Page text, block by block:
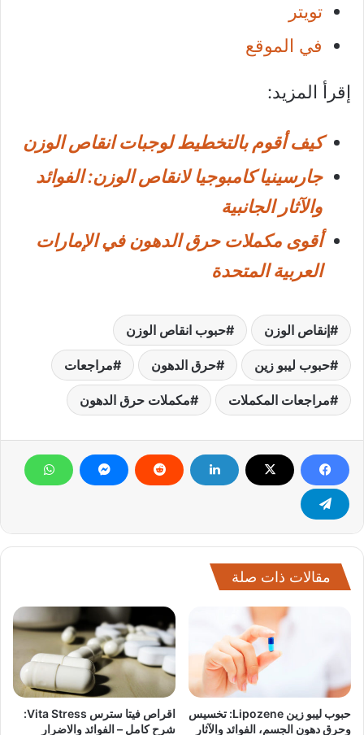
تويتر
في الموقع
إقرأ المزيد:
كيف أقوم بالتخطيط لوجبات انقاص الوزن
جارسينيا كامبوجيا لانقاص الوزن: الفوائد
والآثار الجانبية
أقوى مكملات حرق الدهون في الإمارات
العربية المتحدة
إنقاص الوزن حبوب انقاص الوزن
حبوب ليبو زين حرق الدهون مراجعات
مراجعات المكملات مكملات حرق الدهون
مقالات ذات صلة
حبوب ليبو زين Lipozene: تخسيس
وحرق دهون الجسم، الفوائد والآثار
اقراص فيتا سترس Vita Stress:
شرح كامل – الفوائد والاضرار